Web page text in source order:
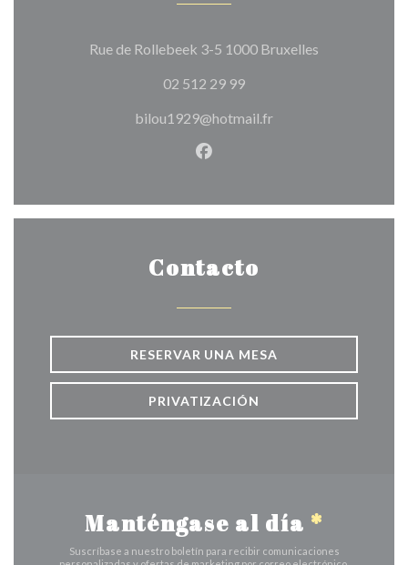
Rue de Rollebeek 3-5 1000 Bruxelles
02 512 29 99
bilou1929@hotmail.fr
Facebook ((abre en una
Contacto
RESERVAR UNA MESA
PRIVATIZACIÓN
Manténgase al día *
Suscríbase a nuestro boletín para recibir comunicaciones